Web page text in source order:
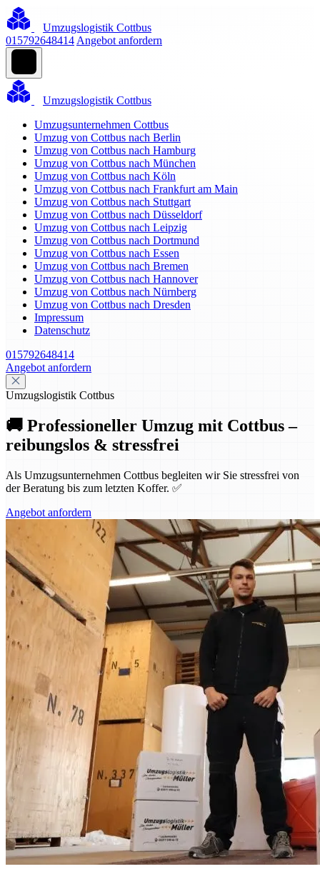
Umzugslogistik Cottbus
015792648414 Angebot anfordern
Umzugslogistik Cottbus
Umzugsunternehmen Cottbus
Umzug von Cottbus nach Berlin
Umzug von Cottbus nach Hamburg
Umzug von Cottbus nach München
Umzug von Cottbus nach Köln
Umzug von Cottbus nach Frankfurt am Main
Umzug von Cottbus nach Stuttgart
Umzug von Cottbus nach Düsseldorf
Umzug von Cottbus nach Leipzig
Umzug von Cottbus nach Dortmund
Umzug von Cottbus nach Essen
Umzug von Cottbus nach Bremen
Umzug von Cottbus nach Hannover
Umzug von Cottbus nach Nürnberg
Umzug von Cottbus nach Dresden
Impressum
Datenschutz
015792648414
Angebot anfordern
Umzugslogistik Cottbus
🚚 Professioneller Umzug mit Cottbus –
reibungslos & stressfrei
Als Umzugsunternehmen Cottbus begleiten wir Sie stressfrei von
der Beratung bis zum letzten Koffer. ✅
Angebot anfordern